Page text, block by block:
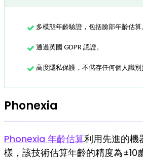
多模態年齡驗證，包括臉部年齡估算。
通過英國 GDPR 認證。
高度隱私保護，不儲存任何個人識別
Phonexia
Phonexia 年齡估算利用先進的機
樣，該技術估算年齡的精度為±10